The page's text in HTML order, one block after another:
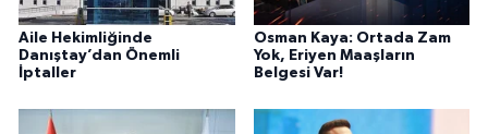
Aile Hekimliğinde
Danıştay’dan Önemli
İptaller
Osman Kaya: Ortada Zam
Yok, Eriyen Maaşların
Belgesi Var!